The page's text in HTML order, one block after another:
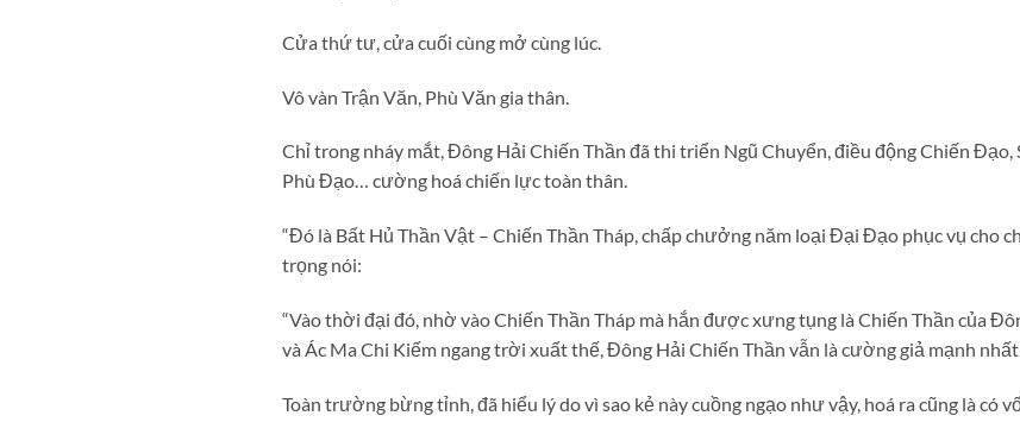
Cửa thứ tư, cửa cuối cùng mở cùng lúc.
Vô vàn Trận Văn, Phù Văn gia thân.
Chỉ trong nháy mắt, Đông Hải Chiến Thần đã thi triển Ngũ Chuyển, điều động Chiến
Phù Đạo… cường hoá chiến lực toàn thân.
“Đó là Bất Hủ Thần Vật – Chiến Thần Tháp, chấp chưởng năm loại Đại Đạo phục vụ cho
trọng nói:
“Vào thời đại đó, nhờ vào Chiến Thần Tháp mà hắn được xưng tụng là Chiến Thần của
và Ác Ma Chi Kiếm ngang trời xuất thế, Đông Hải Chiến Thần vẫn là cường giả mạnh nhất
Toàn trường bừng tỉnh, đã hiểu lý do vì sao kẻ này cuồng ngạo như vậy, hoá ra cũng là có